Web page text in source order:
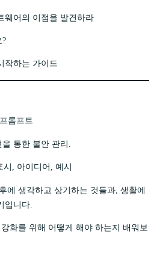
웨어의 이점을 발견하라
작하는 가이드
롬프트
통한 불안 관리.
시, 아이디어, 예시
에 생각하고 상기하는 것들과, 생활에
입니다.
화를 위해 어떻게 해야 하는지 배워보